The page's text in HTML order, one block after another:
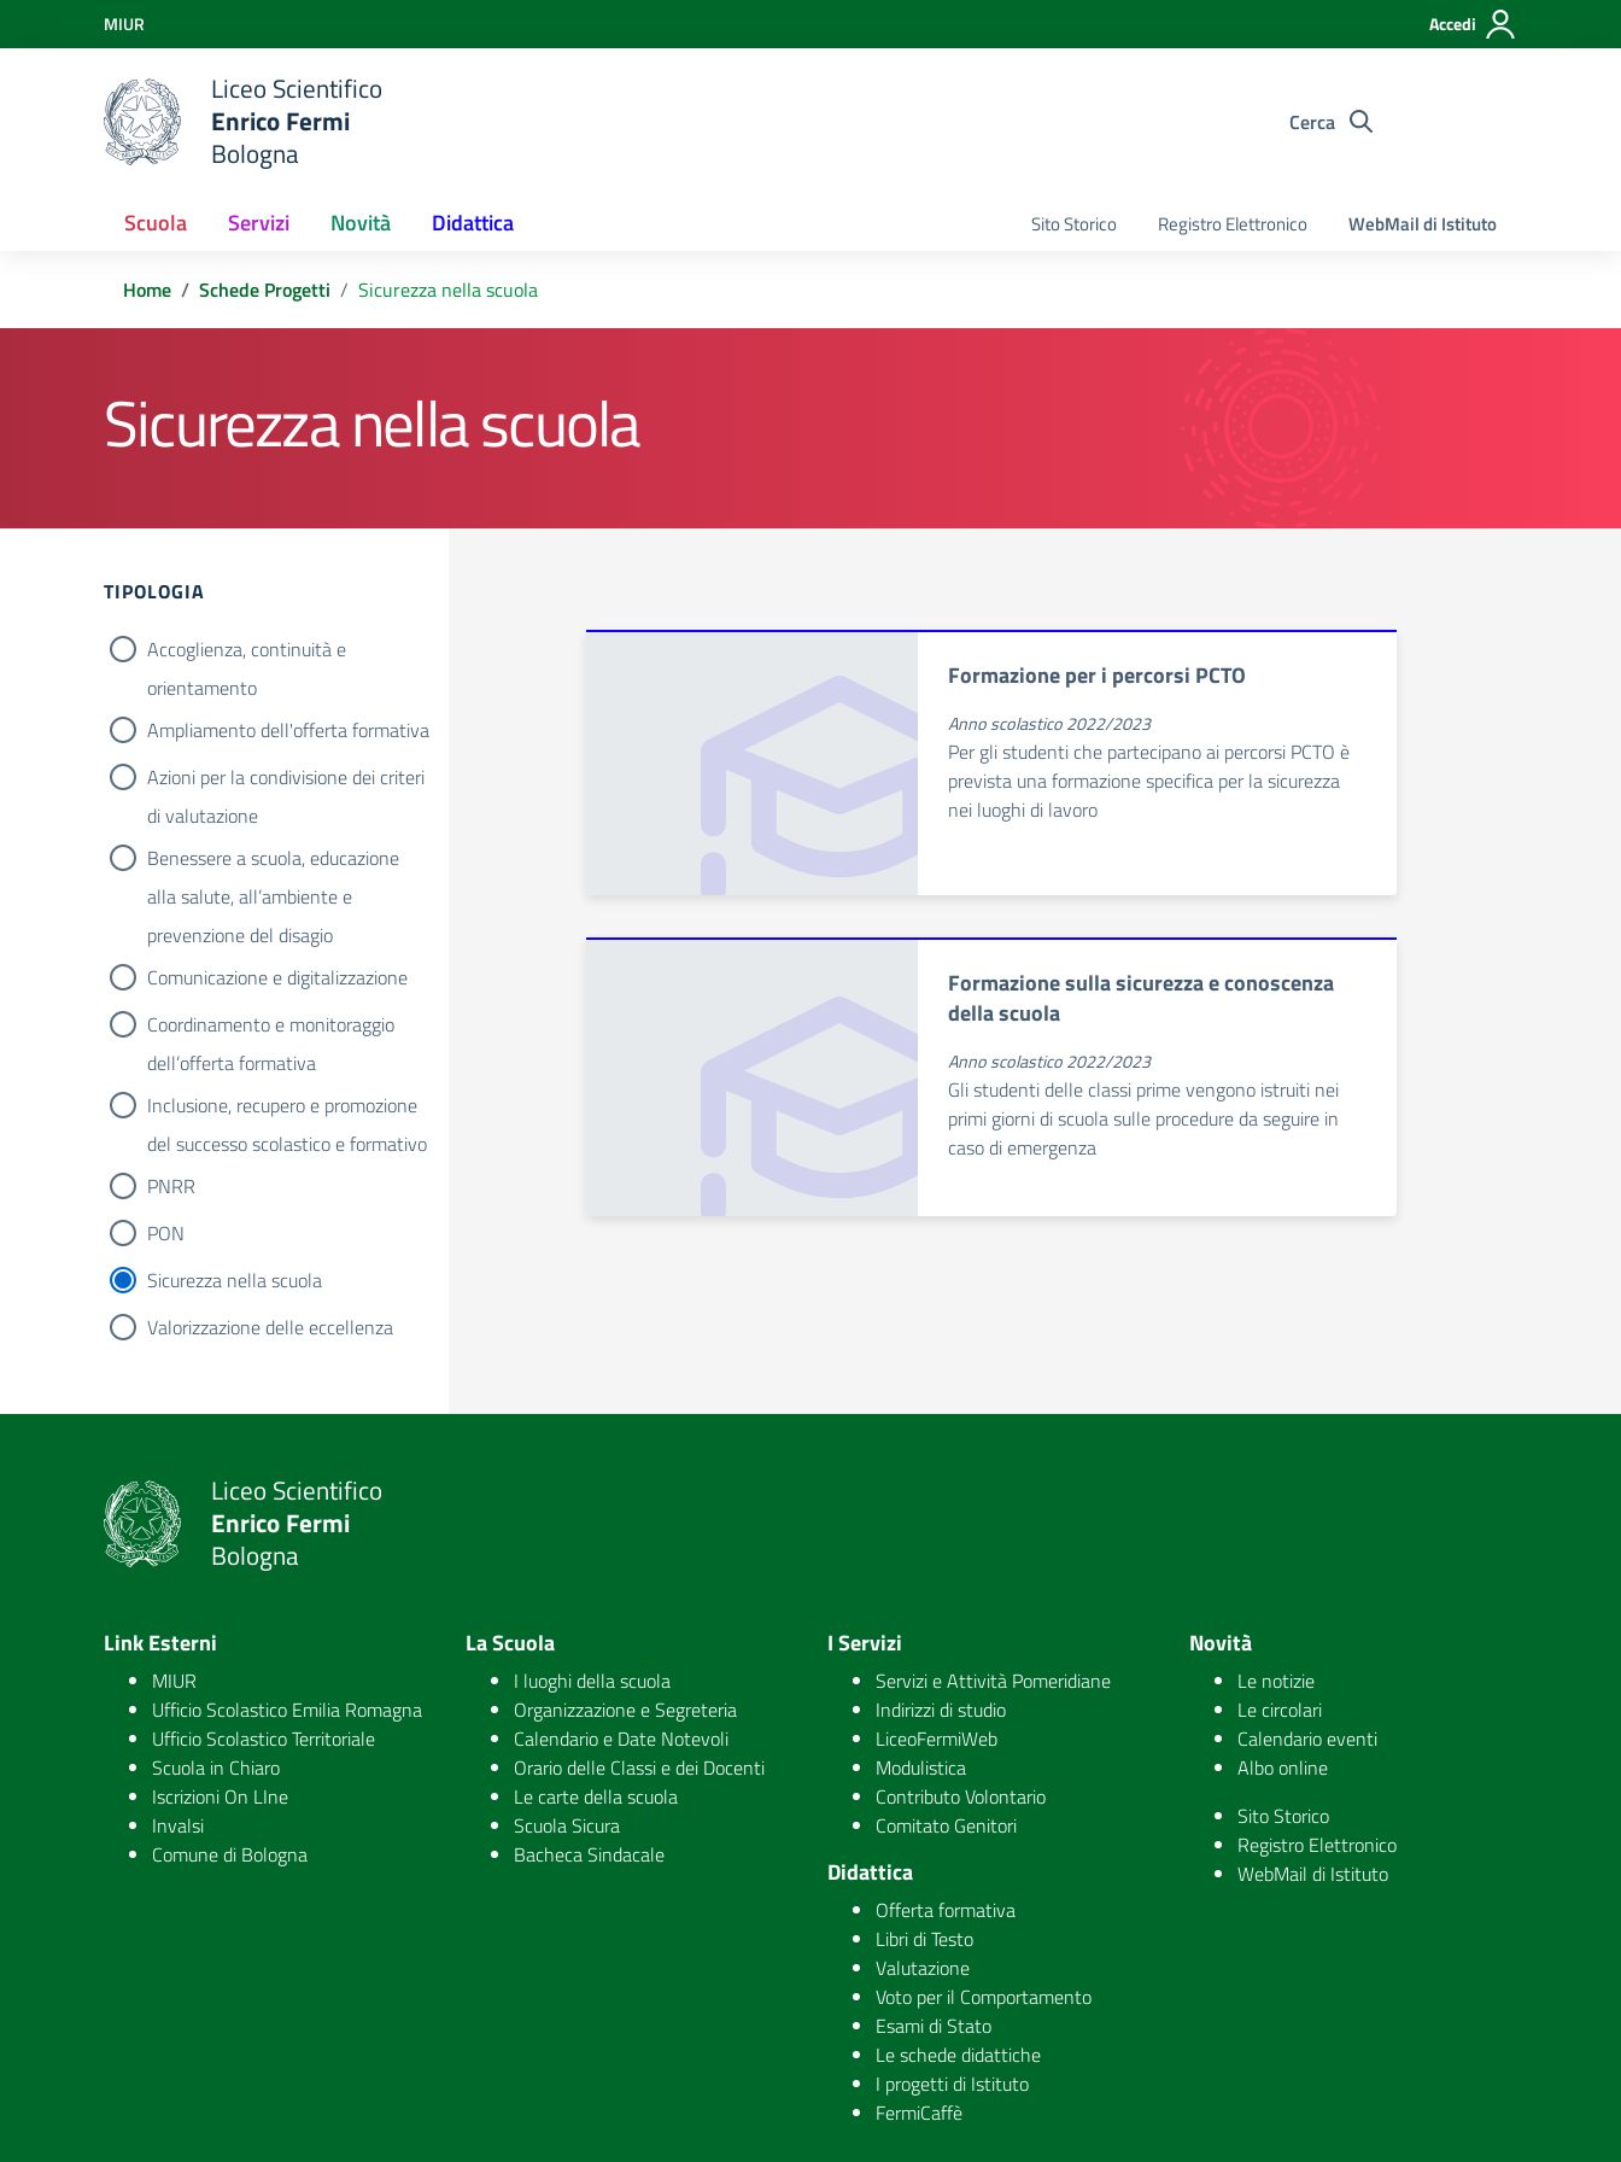
Vai ai contenuti
Vai al menu di navigazione
Vai al footer
MIUR Accedi
Liceo Scientifico
Enrico Fermi
Bologna
Cerca
Sito Storico Registro Elettronico WebMail di Istituto
Scuola Servizi Novità Didattica
Home Schede Progetti Sicurezza nella scuola
Sicurezza nella scuola
TIPOLOGIA
Accoglienza, continuità e
orientamento
Ampliamento dell'offerta formativa
Azioni per la condivisione dei criteri
di valutazione
Benessere a scuola, educazione
alla salute, all’ambiente e
prevenzione del disagio
Comunicazione e digitalizzazione
Coordinamento e monitoraggio
dell’offerta formativa
Inclusione, recupero e promozione
del successo scolastico e formativo
PNRR
PON
Sicurezza nella scuola
Valorizzazione delle eccellenza
Formazione per i percorsi PCTO
Anno scolastico 2022/2023
Per gli studenti che partecipano ai percorsi PCTO è
prevista una formazione specifica per la sicurezza
nei luoghi di lavoro
Formazione sulla sicurezza e conoscenza
della scuola
Anno scolastico 2022/2023
Gli studenti delle classi prime vengono istruiti nei
primi giorni di scuola sulle procedure da seguire in
caso di emergenza
Liceo Scientifico
Enrico Fermi
Bologna
Link Esterni
MIUR
Ufficio Scolastico Emilia Romagna
Ufficio Scolastico Territoriale
Scuola in Chiaro
Iscrizioni On LIne
Invalsi
Comune di Bologna
La Scuola
I luoghi della scuola
Organizzazione e Segreteria
Calendario e Date Notevoli
Orario delle Classi e dei Docenti
Le carte della scuola
Scuola Sicura
Bacheca Sindacale
I Servizi
Servizi e Attività Pomeridiane
Indirizzi di studio
LiceoFermiWeb
Modulistica
Contributo Volontario
Comitato Genitori
Didattica
Offerta formativa
Libri di Testo
Valutazione
Voto per il Comportamento
Esami di Stato
Le schede didattiche
I progetti di Istituto
FermiCaffè
Novità
Le notizie
Le circolari
Calendario eventi
Albo online
Sito Storico
Registro Elettronico
WebMail di Istituto